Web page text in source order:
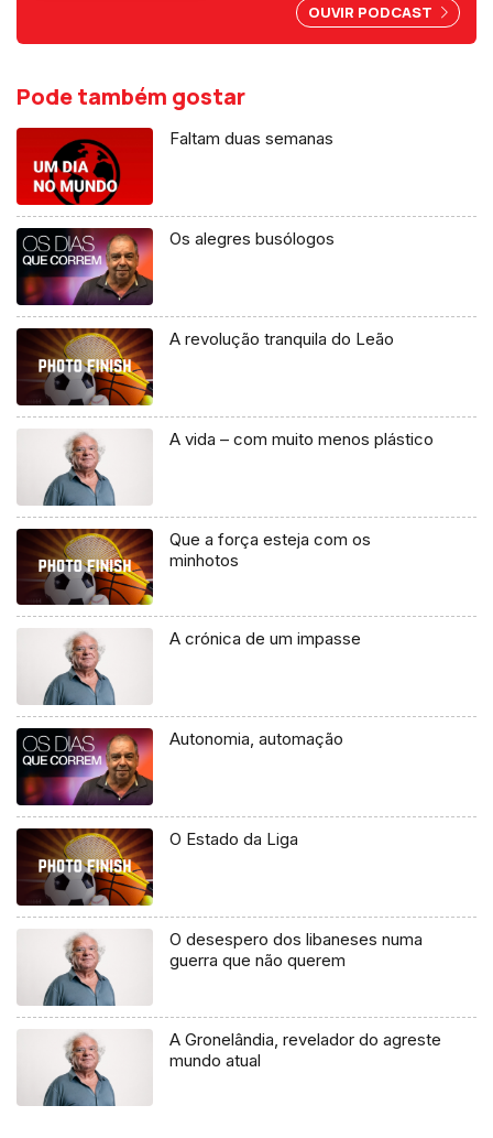
OUVIR PODCAST
Pode também gostar
Faltam duas semanas
Os alegres busólogos
A revolução tranquila do Leão
A vida – com muito menos plástico
Que a força esteja com os
minhotos
A crónica de um impasse
Autonomia, automação
O Estado da Liga
O desespero dos libaneses numa
guerra que não querem
A Gronelândia, revelador do agreste
mundo atual